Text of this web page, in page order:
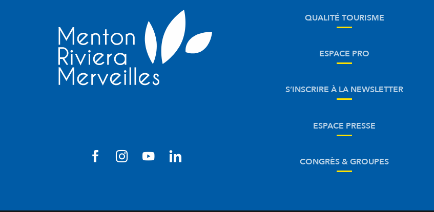
QUALITÉ TOURISME
ESPACE PRO
S’INSCRIRE À LA NEWSLETTER
ESPACE PRESSE
CONGRÈS & GROUPES